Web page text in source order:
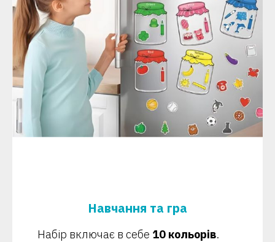
Навчання та гра
Набір включає в себе 10 кольорів.